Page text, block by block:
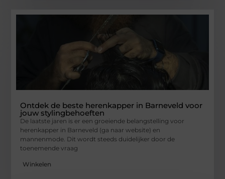
Ontdek de beste herenkapper in Barneveld voor
jouw stylingbehoeften
De laatste jaren is er een groeiende belangstelling voor
herenkapper in Barneveld (ga naar website) en
mannenmode. Dit wordt steeds duidelijker door de
toenemende vraag
Winkelen